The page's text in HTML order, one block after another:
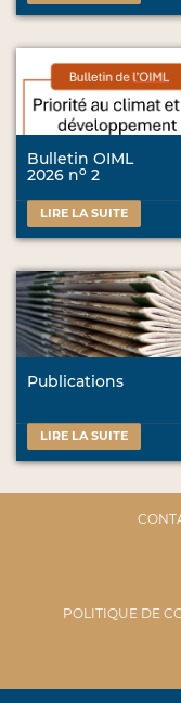
Bulletin OIML
2026 no 2
LIRE LA SUITE
Publications
LIRE LA SUITE
POLITIQUE DE